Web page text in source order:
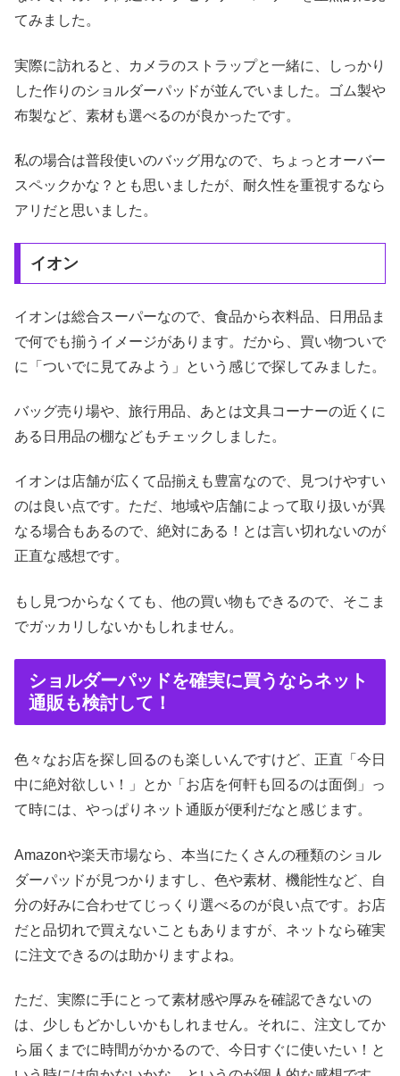
てみました。
実際に訪れると、カメラのストラップと一緒に、しっかり
した作りのショルダーパッドが並んでいました。ゴム製や
布製など、素材も選べるのが良かったです。
私の場合は普段使いのバッグ用なので、ちょっとオーバー
スペックかな？とも思いましたが、耐久性を重視するなら
アリだと思いました。
イオン
イオンは総合スーパーなので、食品から衣料品、日用品ま
で何でも揃うイメージがあります。だから、買い物ついで
に「ついでに見てみよう」という感じで探してみました。
バッグ売り場や、旅行用品、あとは文具コーナーの近くに
ある日用品の棚などもチェックしました。
イオンは店舗が広くて品揃えも豊富なので、見つけやすい
のは良い点です。ただ、地域や店舗によって取り扱いが異
なる場合もあるので、絶対にある！とは言い切れないのが
正直な感想です。
もし見つからなくても、他の買い物もできるので、そこま
でガッカリしないかもしれません。
ショルダーパッドを確実に買うならネット
通販も検討して！
色々なお店を探し回るのも楽しいんですけど、正直「今日
中に絶対欲しい！」とか「お店を何軒も回るのは面倒」っ
て時には、やっぱりネット通販が便利だなと感じます。
Amazonや楽天市場なら、本当にたくさんの種類のショル
ダーパッドが見つかりますし、色や素材、機能性など、自
分の好みに合わせてじっくり選べるのが良い点です。お店
だと品切れで買えないこともありますが、ネットなら確実
に注文できるのは助かりますよね。
ただ、実際に手にとって素材感や厚みを確認できないの
は、少しもどかしいかもしれません。それに、注文してか
ら届くまでに時間がかかるので、今日すぐに使いたい！と